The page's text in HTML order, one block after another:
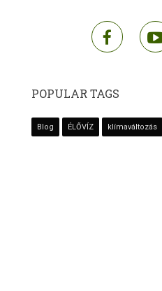
POPULAR TAGS
Blog ÉLŐVÍZ klímaváltozás